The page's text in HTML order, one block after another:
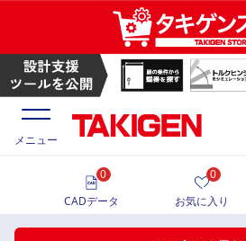
価格一覧
メニュー
0
CADデータ
0
お気に入り